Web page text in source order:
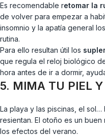
Es recomendable retomar la
de volver para empezar a
insomnio y la apatía general
rutina.
Para ello resultan útil los
que regula el reloj biológico
hora antes de ir a dormir,
5. MIMA TU PIEL
La playa y las piscinas, el
resientan. El otoño es un
los efectos del verano.